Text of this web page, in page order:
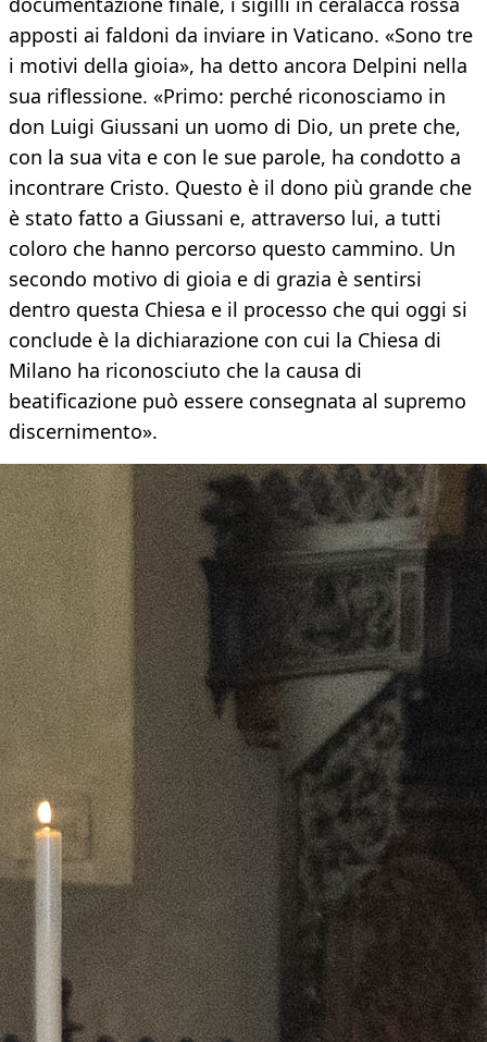
apposti ai faldoni da inviare in Vaticano. «Sono tre
i motivi della gioia», ha detto ancora Delpini nella
sua riflessione. «Primo: perché riconosciamo in
don Luigi Giussani un uomo di Dio, un prete che,
con la sua vita e con le sue parole, ha condotto a
incontrare Cristo. Questo è il dono più grande che
è stato fatto a Giussani e, attraverso lui, a tutti
coloro che hanno percorso questo cammino. Un
secondo motivo di gioia e di grazia è sentirsi
dentro questa Chiesa e il processo che qui oggi si
conclude è la dichiarazione con cui la Chiesa di
Milano ha riconosciuto che la causa di
beatificazione può essere consegnata al supremo
discernimento».